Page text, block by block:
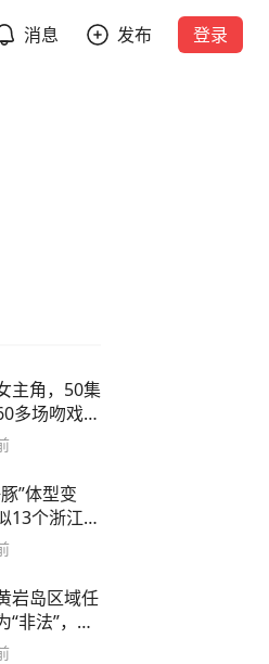
消息 发布 登录
主角，50集
多场吻戏，
曝：自己
”体型变
13个浙江！
带沿海登
必要不出门
岩岛区域任
非法”，国
衅、制造